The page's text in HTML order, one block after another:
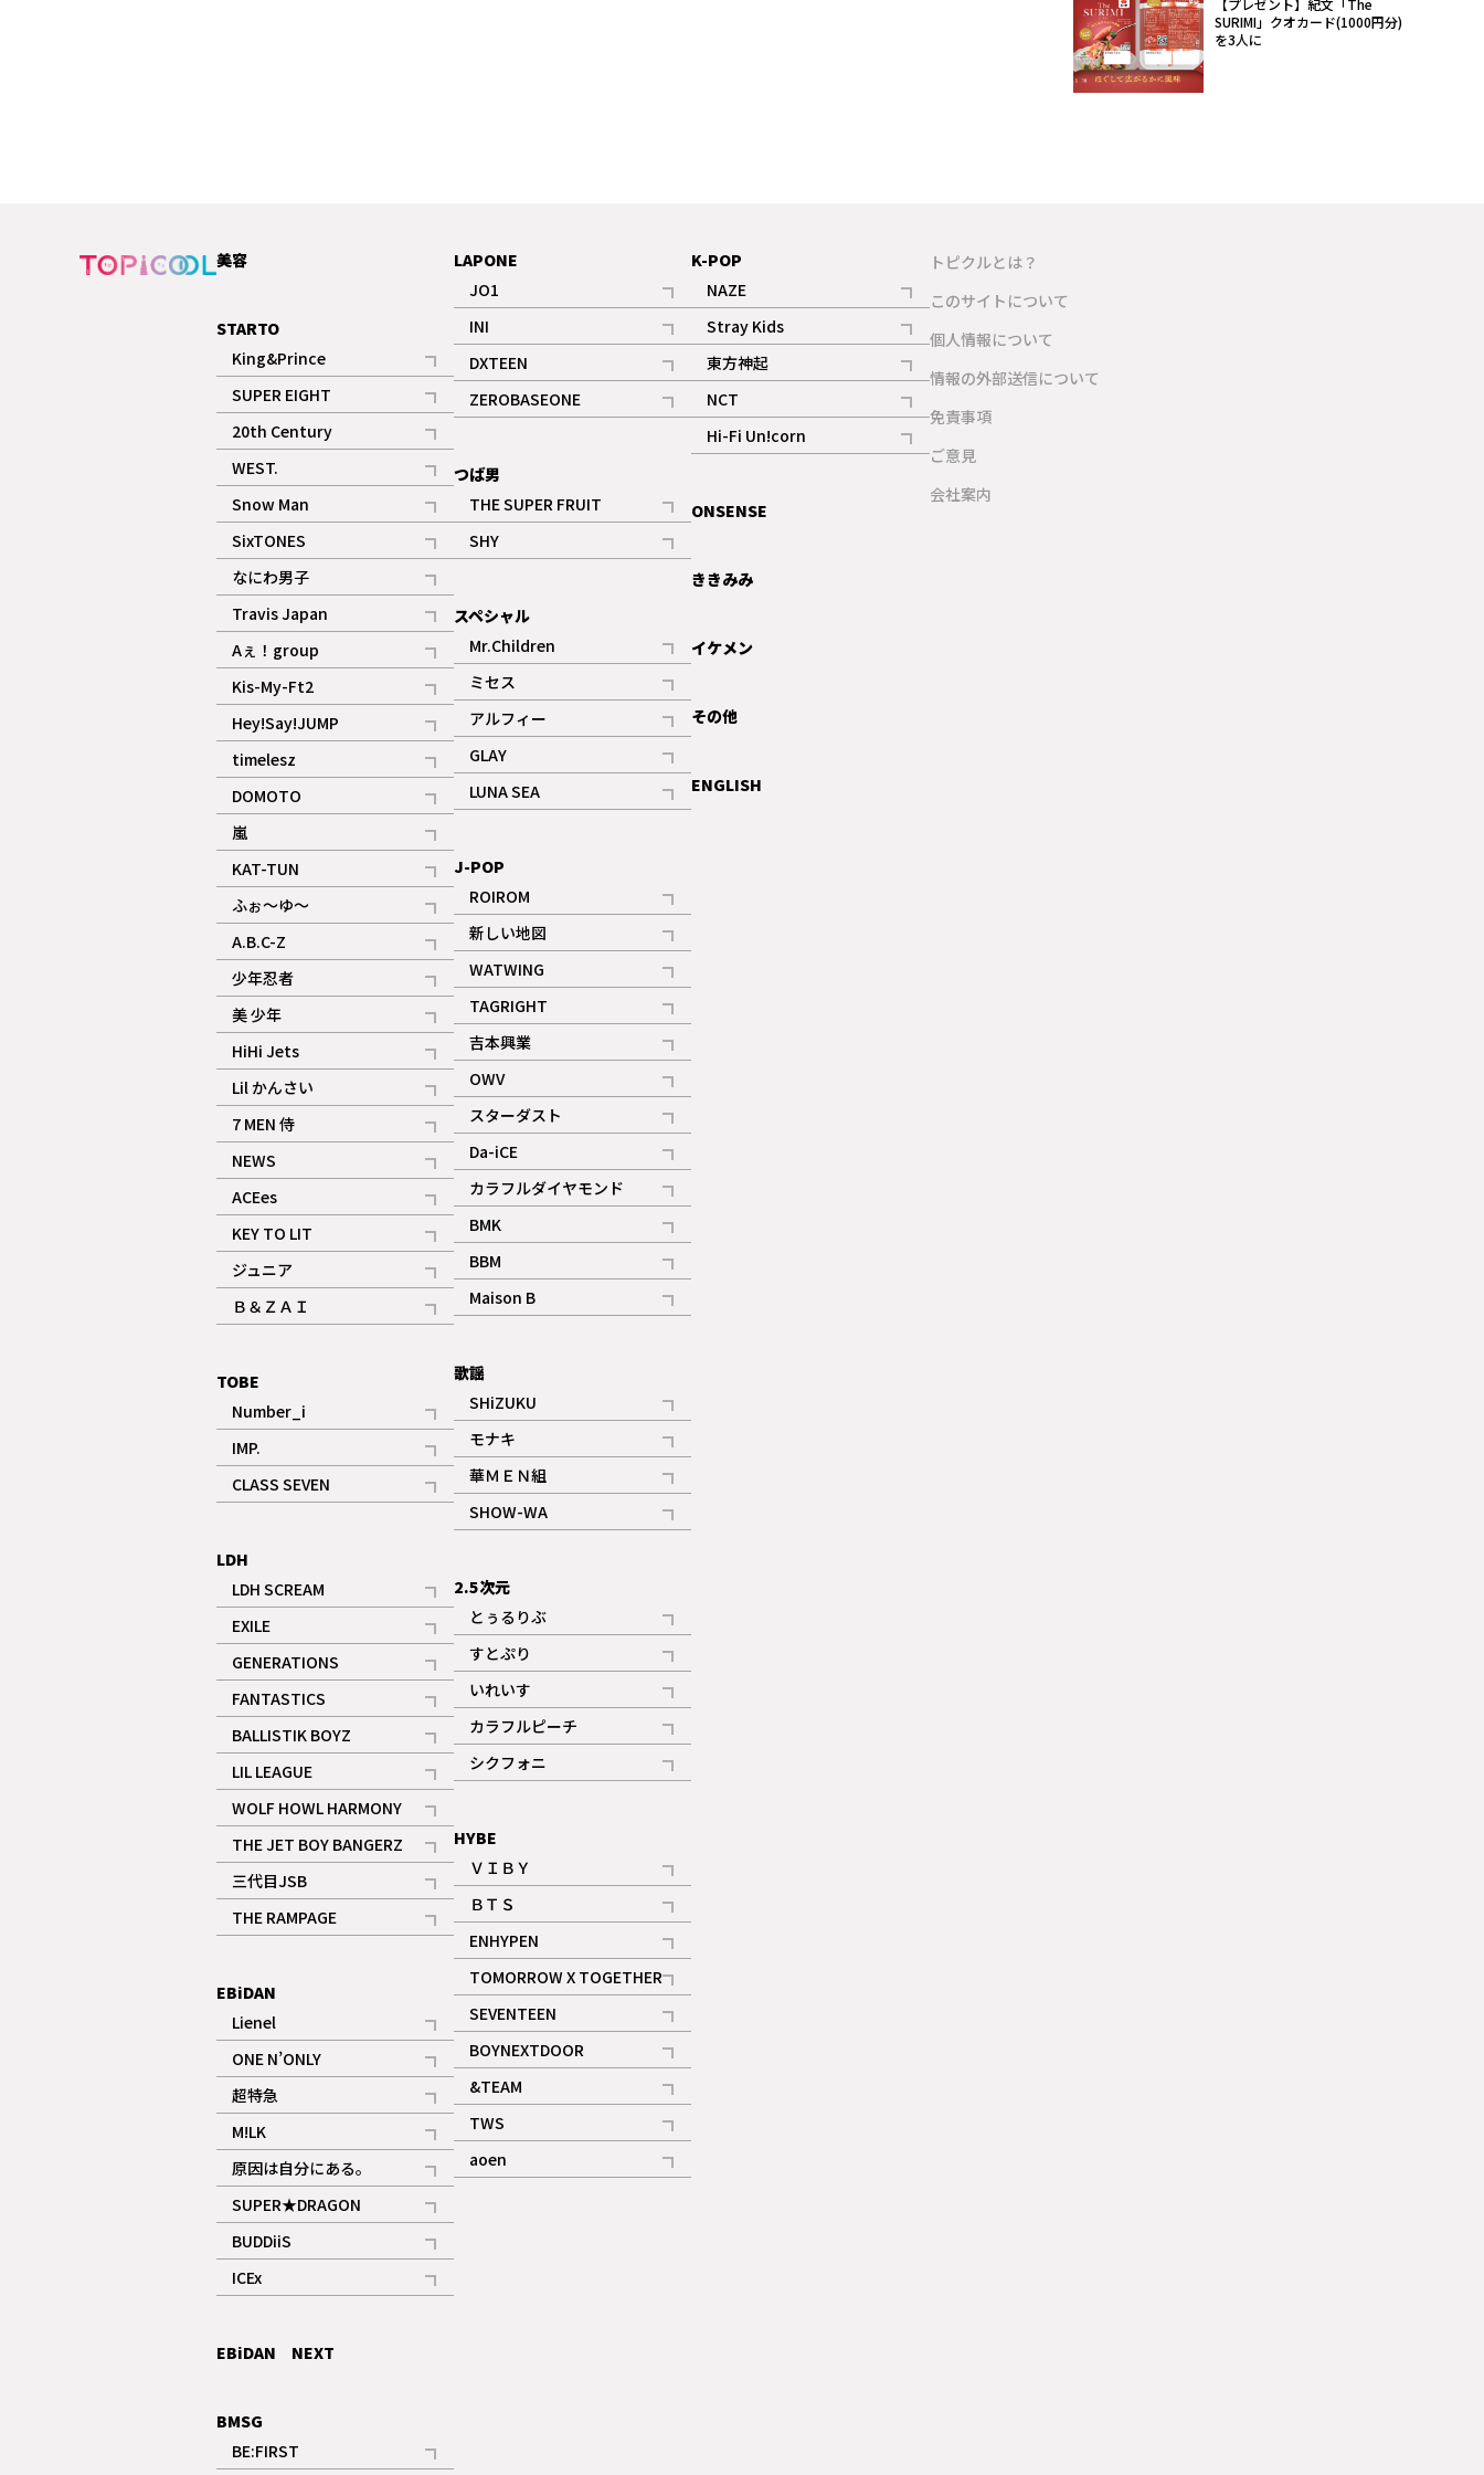
【プレゼント】紀文「The
SURIMI」クオカード(1000円分)
を3人に
美容
STARTO
King&Prince
記事
SUPER EIGHT
記事
20th Century
記事
WEST.
記事
Snow Man
記事
ギャラリー
SixTONES
記事
ギャラリー
なにわ男子
記事
Travis Japan
記事
Aぇ！group
記事
Kis-My-Ft2
記事
ギャラリー
Hey!Say!JUMP
記事
timelesz
記事
DOMOTO
記事
嵐
記事
KAT-TUN
記事
ふぉ～ゆ～
記事
A.B.C-Z
記事
ギャラリー
少年忍者
記事
美 少年
記事
HiHi Jets
記事
Lil かんさい
記事
7 MEN 侍
記事
NEWS
記事
ACEes
記事
KEY TO LIT
記事
ジュニア
記事
Ｂ＆ＺＡＩ
記事
TOBE
Number_i
記事
IMP.
記事
CLASS SEVEN
記事
LDH
LDH SCREAM
記事
EXILE
記事
GENERATIONS
記事
FANTASTICS
記事
BALLISTIK BOYZ
記事
LIL LEAGUE
記事
WOLF HOWL HARMONY
記事
THE JET BOY BANGERZ
記事
三代目JSB
記事
THE RAMPAGE
記事
EBiDAN
Lienel
記事
ONE N’ONLY
記事
超特急
記事
ギャラリー
M!LK
記事
原因は自分にある。
記事
SUPER★DRAGON
記事
BUDDiiS
記事
ICEx
記事
EBiDAN NEXT
BMSG
BE:FIRST
LAPONE
JO1
記事
ギャラリー
INI
記事
ギャラリー
DXTEEN
記事
ギャラリー
ZEROBASEONE
記事
つば男
THE SUPER FRUIT
記事
ギャラリー
SHY
記事
スペシャル
Mr.Children
記事
ミセス
記事
アルフィー
記事
GLAY
記事
LUNA SEA
記事
J-POP
ROIROM
記事
新しい地図
記事
WATWING
記事
TAGRIGHT
記事
吉本興業
記事
OWV
記事
ギャラリー
スターダスト
記事
Da-iCE
記事
カラフルダイヤモンド
記事
BMK
記事
ギャラリー
BBM
記事
ギャラリー
Maison B
記事
歌謡
SHiZUKU
記事
モナキ
記事
華ＭＥＮ組
記事
SHOW-WA
記事
2.5次元
とぅるりぶ
記事
すとぷり
記事
ギャラリー
いれいす
記事
ギャラリー
カラフルピーチ
記事
シクフォニ
記事
HYBE
ＶＩＢＹ
記事
ＢＴＳ
記事
ENHYPEN
記事
TOMORROW X TOGETHER
記事
ギャラリー
SEVENTEEN
記事
BOYNEXTDOOR
記事
&TEAM
記事
ギャラリー
TWS
記事
aoen
記事
K-POP
NAZE
記事
Stray Kids
記事
東方神起
記事
NCT
記事
Hi-Fi Un!corn
記事
ONSENSE
ききみみ
イケメン
その他
ENGLISH
トピクルとは？
このサイトについて
個人情報について
情報の外部送信について
免責事項
ご意見
会社案内